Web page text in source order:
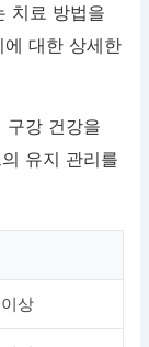
치료 방법을
대한 상세한
구강 건강을
유지 관리를
상